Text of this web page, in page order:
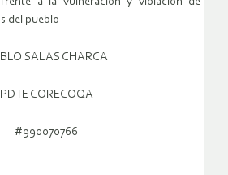
del pueblo
SALAS CHARCA
PDTE CORECOQA
#990070766